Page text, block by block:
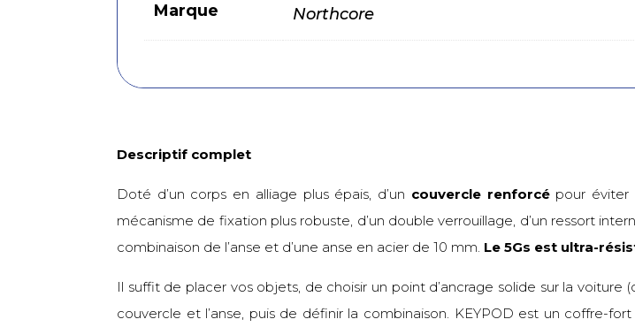
Marque Northcore
Descriptif complet
Doté d’un corps en alliage plus épais, d’un couvercle renforcépour éviter
mécanisme de fixation plus robuste, d’un double verrouillage, d’un ressort
combinaison de l’anse et d’une anse en acier de 10 mm. Le 5Gs est ultra-
Il suffit de placer vos objets, de choisir un point d’ancrage solide sur la
couvercle et l’anse, puis de définir la combinaison. KEYPOD est un coffre-